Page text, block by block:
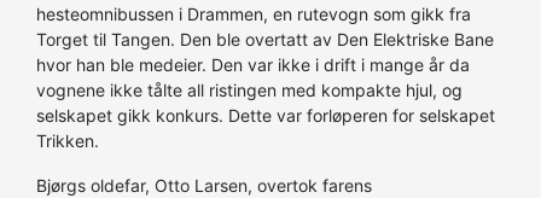
hesteomnibussen i Drammen, en rutevogn som gikk fra
Torget til Tangen. Den ble overtatt av Den Elektriske Bane
hvor han ble medeier. Den var ikke i drift i mange år da
vognene ikke tålte all ristingen med kompakte hjul, og
selskapet gikk konkurs. Dette var forløperen for selskapet
Trikken.
Bjørgs oldefar, Otto Larsen, overtok farens